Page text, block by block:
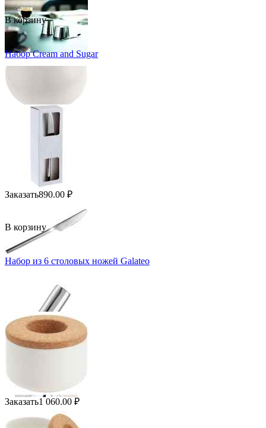
В корзину
Набор Cream and Sugar
Заказать890.00 ₽
В корзину
Набор из 6 столовых ножей Galateo
Заказать1 060.00 ₽